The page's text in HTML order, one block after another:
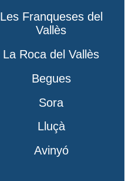
Les Franqueses del
Vallès
La Roca del Vallès
Begues
Sora
Lluçà
Avinyó